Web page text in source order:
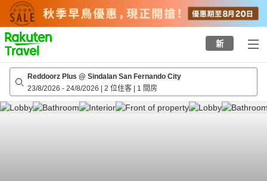
to
top
page
新
Reddoorz Plus @ Sindalan San Fernando City
23/8/2026 - 24/8/2026 | 2 位住客 | 1 間房